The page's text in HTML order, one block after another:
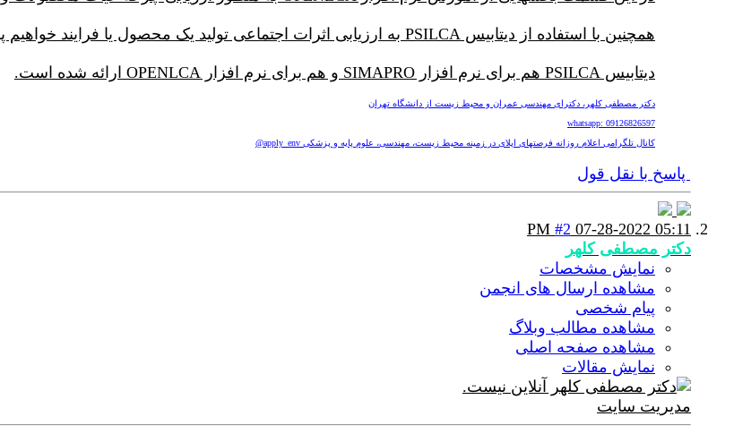
همچنین با استفاده از دیتابیس PSILCA به ارزیابی اثرات اجتماعی تولید یک محصول یا فرایند خواهیم پرداخت.
دیتابیس PSILCA هم برای نرم افزار SIMAPRO و هم برای نرم افزار OPENLCA ارائه شده است.
دکتر مصطفی کلهر، دکترای مهندسی عمران و محیط زیست از دانشگاه تهران
whatsapp: 09126826597
کانال تلگرامی اعلام روزانه فرصتهای اپلای در زمینه محیط زیست، مهندسی، علوم پایه و پزشکی apply_env@
پاسخ با نقل قول
07-28-2022 05:11 PM
#2
دکتر مصطفی کلهر
نمایش مشخصات
مشاهده ارسال های انجمن
پیام شخصی
مشاهده مطالب وبلاگ
مشاهده صفحه اصلی
نمایش مقالات
مدیریت سایت